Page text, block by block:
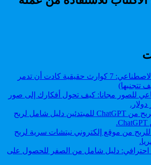
أخطاء الذكاء الاصطناعي: 7 كوارث حقيقية كادت أن تدمر
تتجنبها)
للصور مجانا: كيف تحول أفكارك إلى صور
دولار.
أفضل طرق الربح من ChatGPT للمبتدئين دليل شامل لربح
من موقع إلكتروني نيتشات سرية لربح
احترافي: دليل شامل من الصفر للحصول على